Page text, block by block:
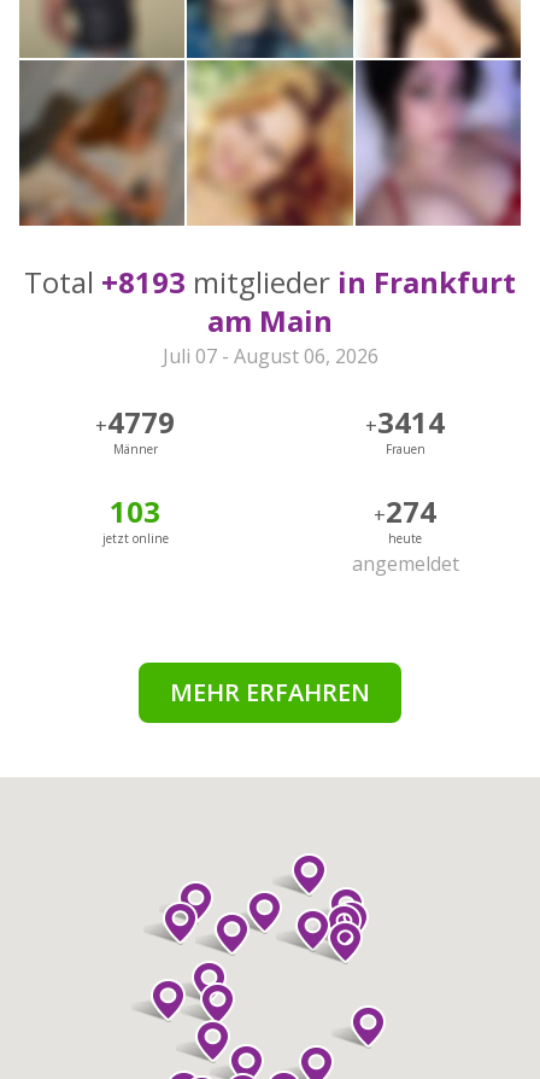
Total +8193 mitglieder in Frankfurt
am Main
Juli 07 - August 06, 2026
+4779
Männer
+3414
Frauen
103
jetzt online
+274
heute
angemeldet
MEHR ERFAHREN